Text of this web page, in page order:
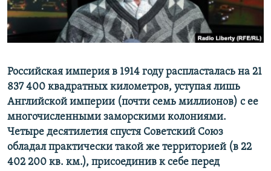
ПОБЕДИТЕЛЕЙ НЕ СУДЯТ?
КРЫМ.НЕПОКОРЕННЫЙ
УКРАИНСКАЯ ПРОБЛЕМА КРЫМА
ПРИСОЕДИНЯЙТЕСЬ!
Все сайты RFE/RL
Российская империя в 1914 году распласталась на 21
837 400 квадратных километров, уступая лишь
Английской империи (почти семь миллионов) с ее
многочисленными заморскими колониями.
Четыре десятилетия спустя Советский Союз
обладал практически такой же территорией (в 22
402 200 кв. км.), присоединив к себе перед